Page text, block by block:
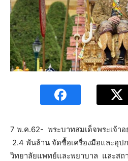
7 พ.ค.62- พระบาทสมเด็จพระเจ้าอ
2.4 พันล้าน จัดซื้อเครื่องมือและอุ
วิทยาลัยแพทย์และพยาบาล และสถ